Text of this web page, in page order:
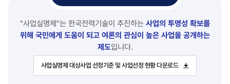
"사업실명제"는 한국전력기술이 추진하는 사업의 투명성 확보를
위해 국민에게 도움이 되고 여론의 관심이 높은 사업을 공개하는
제도입니다.
사업실명제 대상사업 선정기준 및 사업선정 현황 다운로드